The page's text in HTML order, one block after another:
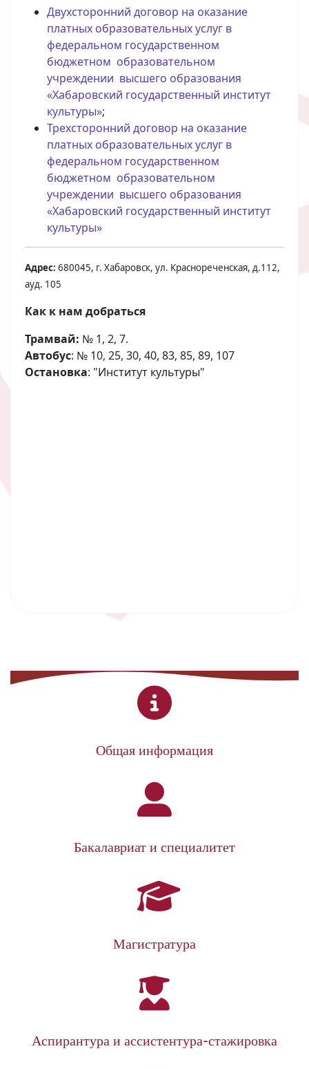
Двухсторонний договор на оказание
платных образовательных услуг в
федеральном государственном
бюджетном образовательном
учреждении высшего образования
«Хабаровский государственный институт
культуры»;
Трехсторонний договор на оказание
платных образовательных услуг в
федеральном государственном
бюджетном образовательном
учреждении высшего образования
«Хабаровский государственный институт
культуры»
Адрес: 680045, г. Хабаровск, ул. Краснореченская, д.112,
ауд. 105
Как к нам добраться
Трамвай: № 1, 2, 7.
Автобус: № 10, 25, 30, 40, 83, 85, 89, 107
Остановка: "Институт культуры"
Общая информация
Бакалавриат и специалитет
Магистратура
Аспирантура и ассистентура-стажировка